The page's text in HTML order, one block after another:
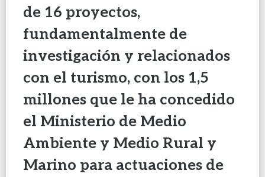
de 16 proyectos,
fundamentalmente de
investigación y relacionados
con el turismo, con los 1,5
millones que le ha concedido
el Ministerio de Medio
Ambiente y Medio Rural y
Marino para actuaciones de